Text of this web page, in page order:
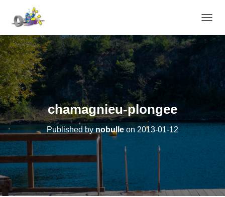
chamagnieu-plongee
Published bynobulleon2013-01-12